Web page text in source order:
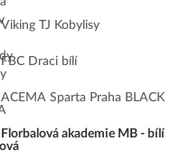
Viking TJ Kobylisy
FBC Draci bílí
ACEMA Sparta Praha BLACK
Florbalová akademie MB - bílí